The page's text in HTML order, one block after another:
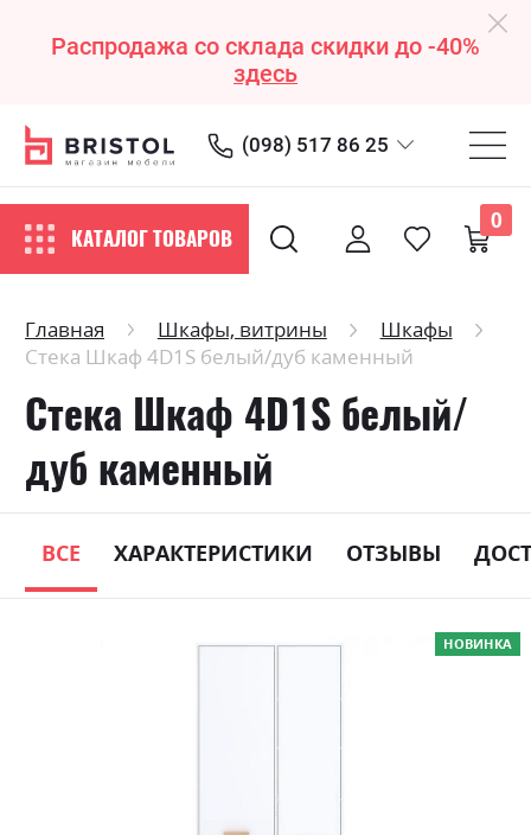
Распродажа со склада скидки до -40%
здесь
(098) 517 86 25
КАТАЛОГ ТОВАРОВ
0
Главная Шкафы, витрины
Шкафы
Стека Шкаф 4D1S белый/дуб каменный
Стека Шкаф 4D1S белый/
дуб каменный
ВСЕ ХАРАКТЕРИСТИКИ ОТЗЫВЫ
НОВИНКА